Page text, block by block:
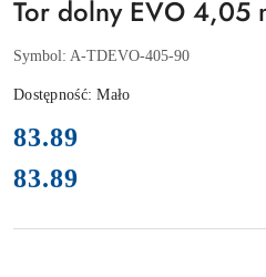
Tor dolny EVO 4,05
Symbol: A-TDEVO-405-90
Dostępność:Mało
cena:
83.89
Cena:
83.89